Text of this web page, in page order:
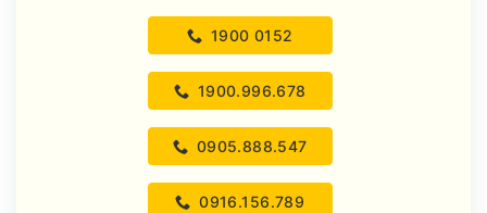
1900 0152
1900.996.678
0905.888.547
0916.156.789